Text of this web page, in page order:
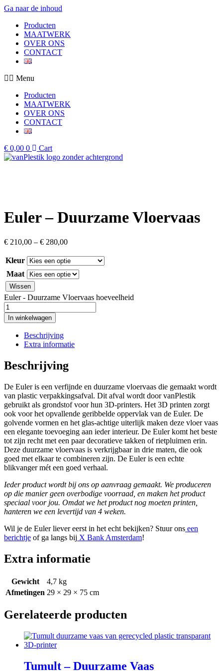
Ga naar de inhoud
Producten
MAATWERK
OVER ONS
CONTACT
Menu
Producten
MAATWERK
OVER ONS
CONTACT
€ 0,00 0 Cart
Euler – Duurzame Vloervaas
€ 210,00 – € 280,00
Kleur
Maat
Wissen
Euler - Duurzame Vloervaas hoeveelheid
In winkelwagen
Beschrijving
Extra informatie
Beschrijving
De Euler is een verfijnde en duurzame vloervaas die gemaakt wordt
van plastic verpakkingsafval. Dit afval wordt door vanPlestik
gebruikt als grondstof voor hun 3D-printers. Het 3D printen zorgt
ook voor het opvallende geribbelde oppervlak van de Euler. De
golvende vormen en het glas-achtige uiterlijk maken deze vloer vaas
een elegante toevoeging aan ieder interieur. De Euler komt het beste
tot zijn recht met een paar decoratieve takken of rietpluimen erin.
Deze duurzame vloervaas is verkrijgbaar in drie maten, die ook
goed met elkaar te combineren zijn. De Euler is een echte
blikvanger mét een goed verhaal.
Ieder product wordt bij ons op aanvraag gemaakt. We produceren
op die manier geen overbodige voorraad, en maken het product
speciaal voor jou. Omdat we het product nog moeten printen,
hanteren we een levertijd van 4 weken.
Wil je de Euler liever eerst in het echt bekijken? Stuur ons een
berichtje of ga langs bij X Bank Amsterdam!
Extra informatie
Gewicht
4,7 kg
Afmetingen 29 × 29 × 75 cm
Gerelateerde producten
Tumult – Duurzame Vaas